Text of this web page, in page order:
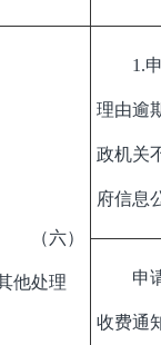
（六）
他处理
1 .
理由逾
政机关
府信息
申
收费通